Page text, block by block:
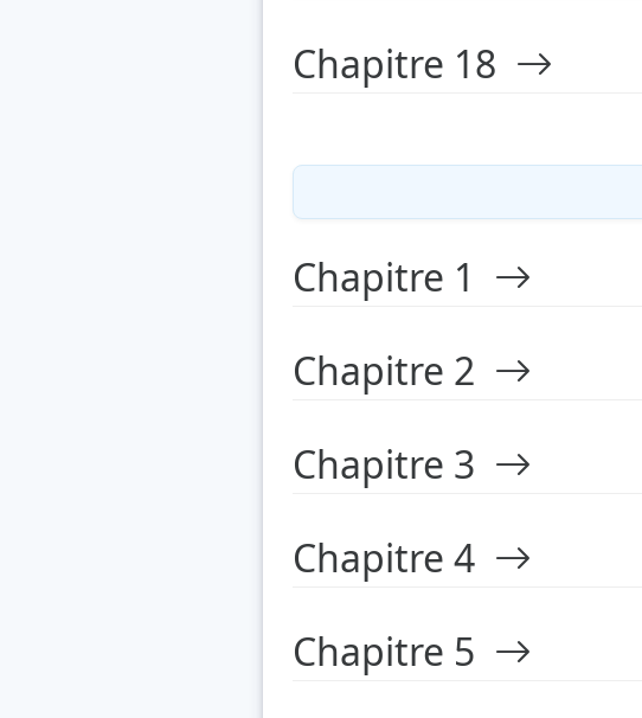
Chapitre 18
Chapitre 1
Chapitre 2
Chapitre 3
Chapitre 4
Chapitre 5